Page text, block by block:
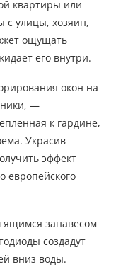
квартиры или
с улицы, хозяин,
ощущать
его внутри.
окон на
—
к гардине,
Украсив
эффект
европейского
занавесом
создадут
вниз воды.